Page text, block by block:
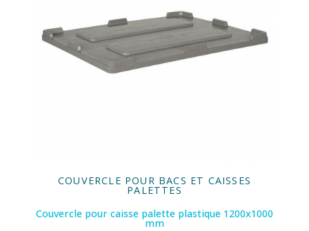
COUVERCLE POUR BACS ET CAISSES
PALETTES
Couvercle pour caisse palette plastique 1200x1000
mm